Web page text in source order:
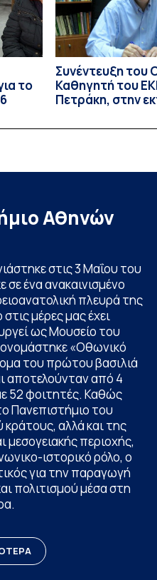
το
Συνέντευξη του
Καθηγητή του
Πετράκη, στην
Αθηνών
στις 3 Μαΐου του
σε ένα ανακαινισμένο
πλευρά της
μέρες μας έχει
ως Μουσείο του
«Οθωνικό
του πρώτου βασιλιά
αποτελούνταν από 4
52 φοιτητές. Καθώς
Πανεπιστήμιο του
αλλά και της
μεσογειακής περιοχής,
ιστορικό ρόλο, ο
για την παραγωγή
πολιτισμού μέσα στη